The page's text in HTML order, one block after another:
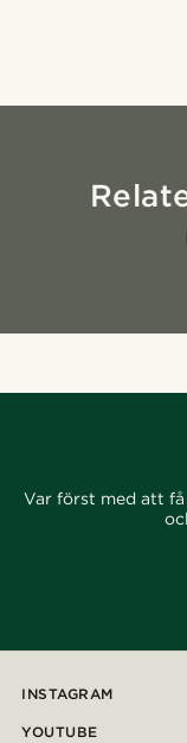
Var först med att
INSTAGRAM
YOUTUBE